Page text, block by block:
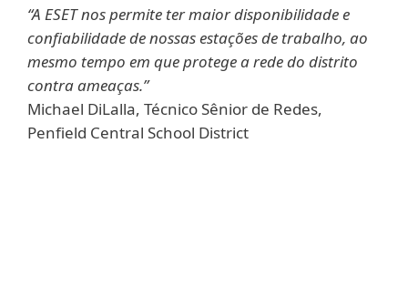
“A ESET nos permite ter maior disponibilidade e
confiabilidade de nossas estações de trabalho, ao
mesmo tempo em que protege a rede do distrito
contra ameaças.”
Michael DiLalla, Técnico Sênior de Redes,
Penfield Central School District